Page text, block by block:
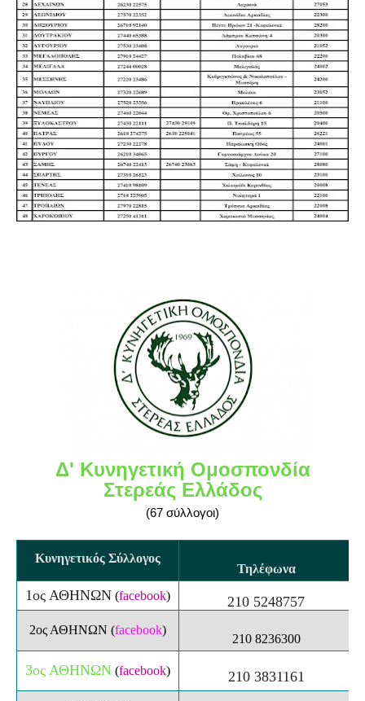
Δ' Κυνηγετική Ομοσπονδία
Στερεάς Ελλάδος
(67 σύλλογοι)
Κυνηγετικός Σύλλογος
Τηλέφωνα
1ος ΑΘΗΝΩΝ (facebook) 210 5248757
2ος ΑΘΗΝΩΝ (facebook)
210 8236300
3ος ΑΘΗΝΩΝ (facebook) 210 3831161